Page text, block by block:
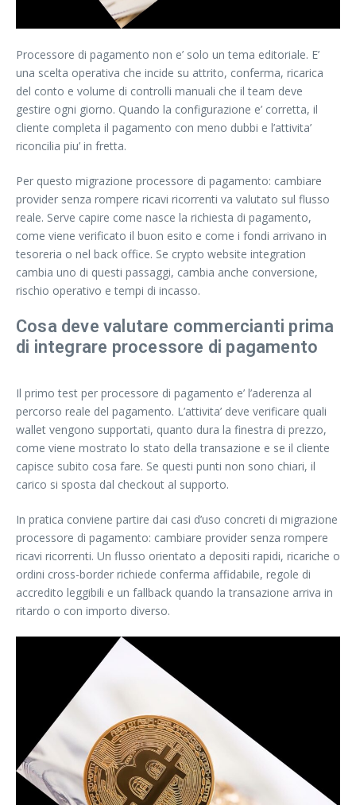
Processore di pagamento non e’ solo un tema editoriale. E’
una scelta operativa che incide su attrito, conferma, ricarica
del conto e volume di controlli manuali che il team deve
gestire ogni giorno. Quando la configurazione e’ corretta, il
cliente completa il pagamento con meno dubbi e l’attivita’
riconcilia piu’ in fretta.
Per questo migrazione processore di pagamento: cambiare
provider senza rompere ricavi ricorrenti va valutato sul flusso
reale. Serve capire come nasce la richiesta di pagamento,
come viene verificato il buon esito e come i fondi arrivano in
tesoreria o nel back office. Se crypto website integration
cambia uno di questi passaggi, cambia anche conversione,
rischio operativo e tempi di incasso.
Cosa deve valutare commercianti prima
di integrare processore di pagamento
Il primo test per processore di pagamento e’ l’aderenza al
percorso reale del pagamento. L’attivita’ deve verificare quali
wallet vengono supportati, quanto dura la finestra di prezzo,
come viene mostrato lo stato della transazione e se il cliente
capisce subito cosa fare. Se questi punti non sono chiari, il
carico si sposta dal checkout al supporto.
In pratica conviene partire dai casi d’uso concreti di migrazione
processore di pagamento: cambiare provider senza rompere
ricavi ricorrenti. Un flusso orientato a depositi rapidi, ricariche o
ordini cross-border richiede conferma affidabile, regole di
accredito leggibili e un fallback quando la transazione arriva in
ritardo o con importo diverso.